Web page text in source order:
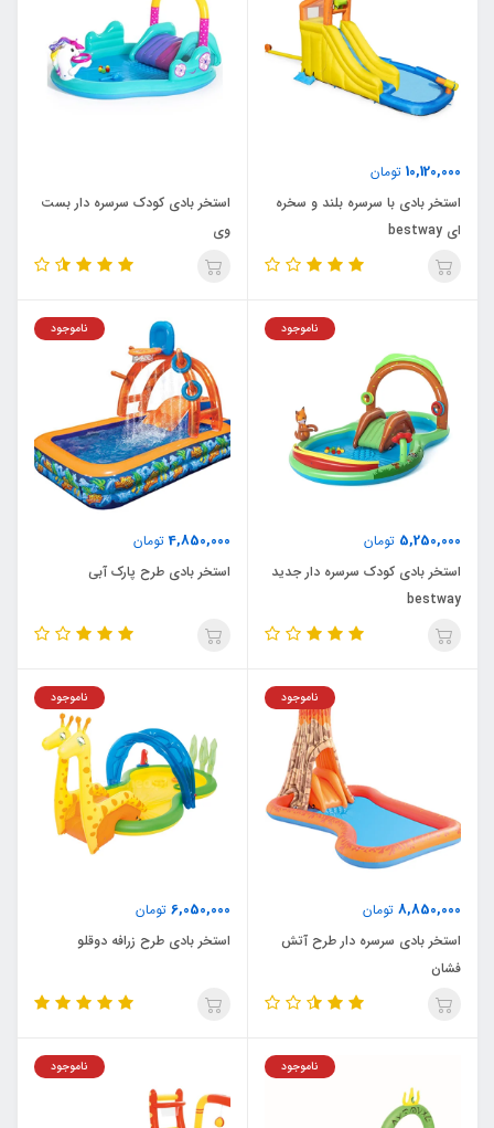
10,120,000 تومان
استخر بادی با سرسره بلند و سخره
ای bestway
استخر بادی کودک سرسره دار بست
وی
5,250,000 تومان
ناموجود
استخر بادی کودک سرسره دار جدید
bestway
4,850,000تومان
ناموجود
استخر بادی طرح پارک آبی
8,850,000 تومان
ناموجود
استخر بادی سرسره دار طرح آتش
فشان
6,050,000 تومان
ناموجود
استخر بادی طرح زرافه دوقلو
ناموجود ناموجود